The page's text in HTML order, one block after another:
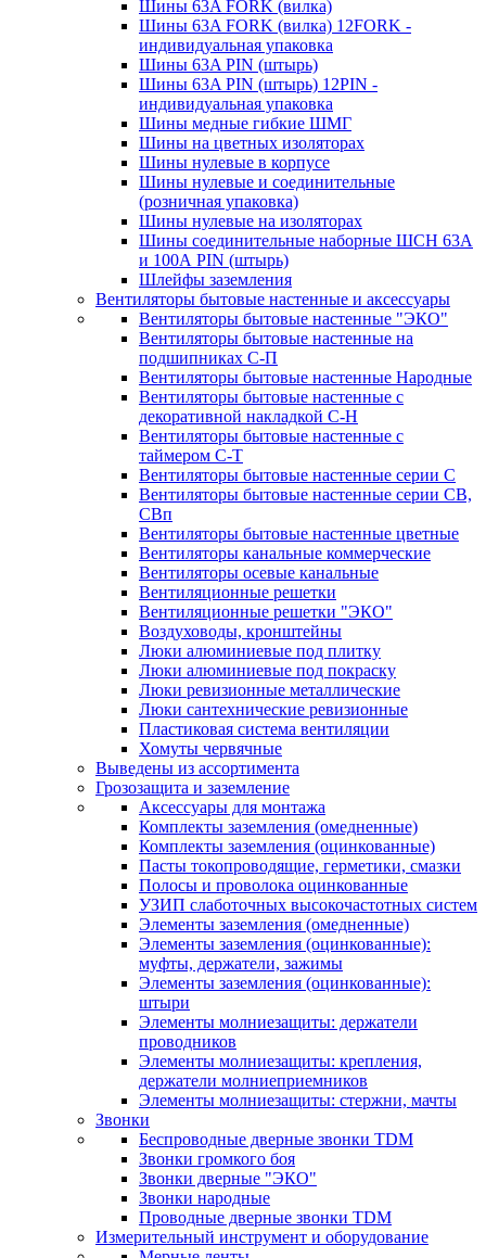
Шины 63A FORK (вилка)
Шины 63A FORK (вилка) 12FORK -
индивидуальная упаковка
Шины 63A PIN (штырь)
Шины 63A PIN (штырь) 12PIN -
индивидуальная упаковка
Шины медные гибкие ШМГ
Шины на цветных изоляторах
Шины нулевые в корпусе
Шины нулевые и соединительные
(розничная упаковка)
Шины нулевые на изоляторах
Шины соединительные наборные ШСН 63A
и 100А PIN (штырь)
Шлейфы заземления
Вентиляторы бытовые настенные и аксессуары
Вентиляторы бытовые настенные "ЭКО"
Вентиляторы бытовые настенные на
подшипниках С-П
Вентиляторы бытовые настенные Народные
Вентиляторы бытовые настенные с
декоративной накладкой С-Н
Вентиляторы бытовые настенные с
таймером С-Т
Вентиляторы бытовые настенные серии С
Вентиляторы бытовые настенные серии СВ,
СВп
Вентиляторы бытовые настенные цветные
Вентиляторы канальные коммерческие
Вентиляторы осевые канальные
Вентиляционные решетки
Вентиляционные решетки "ЭКО"
Воздуховоды, кронштейны
Люки алюминиевые под плитку
Люки алюминиевые под покраску
Люки ревизионные металлические
Люки сантехнические ревизионные
Пластиковая система вентиляции
Хомуты червячные
Выведены из ассортимента
Грозозащита и заземление
Аксессуары для монтажа
Комплекты заземления (омедненные)
Комплекты заземления (оцинкованные)
Пасты токопроводящие, герметики, смазки
Полосы и проволока оцинкованные
УЗИП слаботочных высокочастотных систем
Элементы заземления (омедненные)
Элементы заземления (оцинкованные):
муфты, держатели, зажимы
Элементы заземления (оцинкованные):
штыри
Элементы молниезащиты: держатели
проводников
Элементы молниезащиты: крепления,
держатели молниеприемников
Элементы молниезащиты: стержни, мачты
Звонки
Беспроводные дверные звонки TDM
Звонки громкого боя
Звонки дверные "ЭКО"
Звонки народные
Проводные дверные звонки TDM
Измерительный инструмент и оборудование